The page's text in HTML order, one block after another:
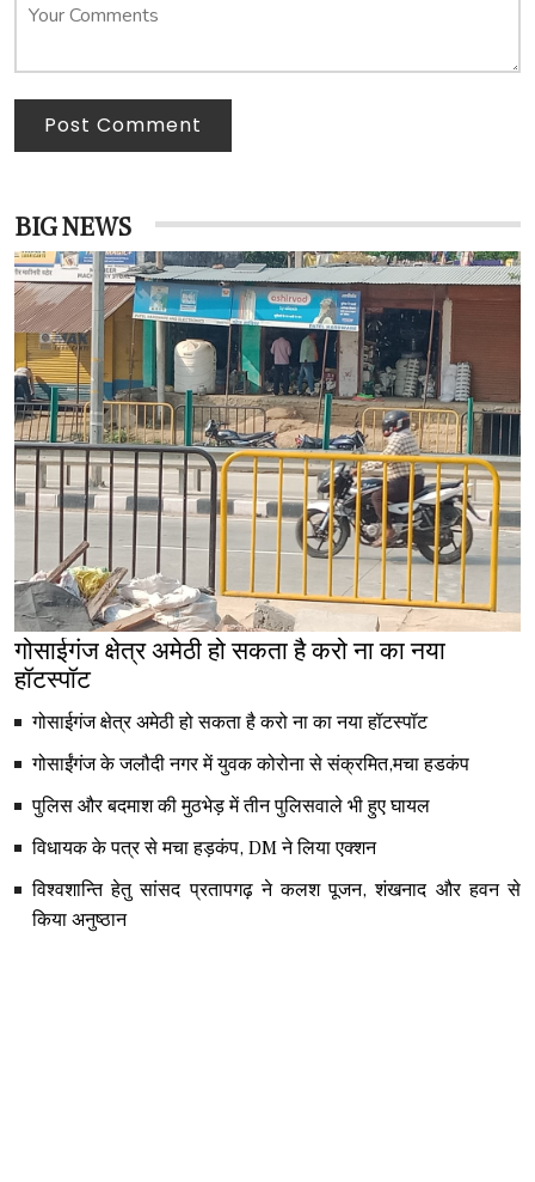
Post Comment
BIG NEWS
गोसाईगंज क्षेत्र अमेठी हो सकता है करो ना का नया
हॉटस्पॉट
गोसाईगंज क्षेत्र अमेठी हो सकता है करो ना का नया हॉटस्पॉट
गोसाईंगंज के जलौदी नगर में युवक कोरोना से संक्रमित,मचा हडकंप
पुलिस और बदमाश की मुठभेड़ में तीन पुलिसवाले भी हुए घायल
विधायक के पत्र से मचा हड़कंप, DM ने लिया एक्शन
विश्वशान्ति हेतु सांसद प्रतापगढ़ ने कलश पूजन, शंखनाद और हवन से
किया अनुष्ठान